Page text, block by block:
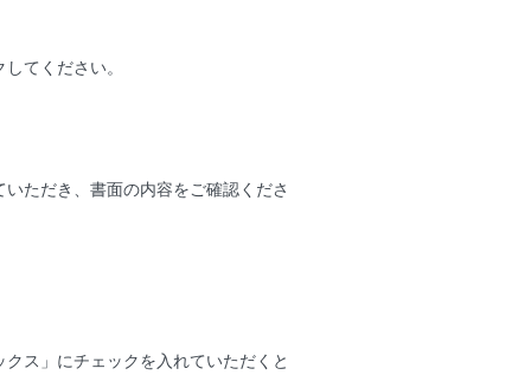
てください。
ただき、書面の内容をご確認くださ
ス」にチェックを入れていただくと